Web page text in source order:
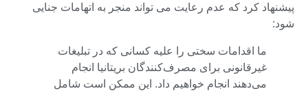
پیشنهاد کرد که عدم رعایت می تواند منجر به اتهامات جنایی
شود:
ما اقدامات سختی را علیه کسانی که در تبلیغات
غیرقانونی برای مصرف‌کنندگان بریتانیا انجام
می‌دهند انجام خواهیم داد. این ممکن است شامل